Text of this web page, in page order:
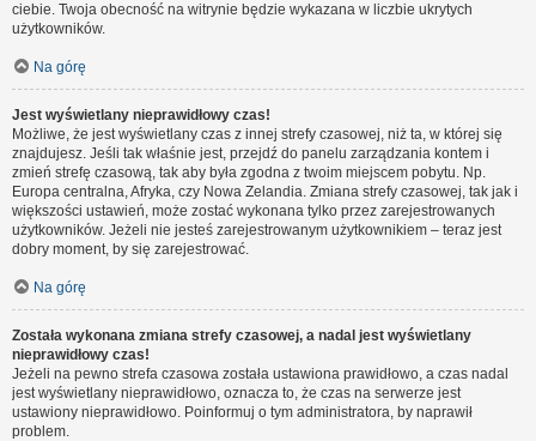
ciebie. Twoja obecność na witrynie będzie wykazana w liczbie ukrytych
użytkowników.
Na górę
Jest wyświetlany nieprawidłowy czas!
Możliwe, że jest wyświetlany czas z innej strefy czasowej, niż ta, w której się
znajdujesz. Jeśli tak właśnie jest, przejdź do panelu zarządzania kontem i
zmień strefę czasową, tak aby była zgodna z twoim miejscem pobytu. Np.
Europa centralna, Afryka, czy Nowa Zelandia. Zmiana strefy czasowej, tak jak i
większości ustawień, może zostać wykonana tylko przez zarejestrowanych
użytkowników. Jeżeli nie jesteś zarejestrowanym użytkownikiem – teraz jest
dobry moment, by się zarejestrować.
Na górę
Została wykonana zmiana strefy czasowej, a nadal jest wyświetlany
nieprawidłowy czas!
Jeżeli na pewno strefa czasowa została ustawiona prawidłowo, a czas nadal
jest wyświetlany nieprawidłowo, oznacza to, że czas na serwerze jest
ustawiony nieprawidłowo. Poinformuj o tym administratora, by naprawił
problem.